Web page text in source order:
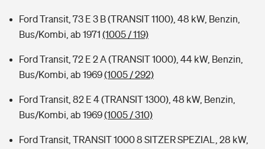
Ford Transit, 73 E 3 B (TRANSIT 1100), 48 kW, Benzin,
Bus/Kombi, ab 1971 (1005 / 119)
Ford Transit, 72 E 2 A (TRANSIT 1000), 44 kW, Benzin,
Bus/Kombi, ab 1969(1005 / 292)
Ford Transit, 82 E 4 (TRANSIT 1300), 48 kW, Benzin,
Bus/Kombi, ab 1969(1005 / 310)
Ford Transit, TRANSIT 1000 8 SITZER SPEZIAL, 28 kW,